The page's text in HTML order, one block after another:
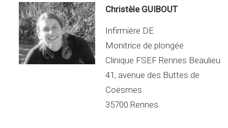
Christèle GUIBOUT
Infirmière DE
Monitrice de plongée
Clinique FSEF Rennes Beaulieu
41, avenue des Buttes de
Coësmes
35700 Rennes